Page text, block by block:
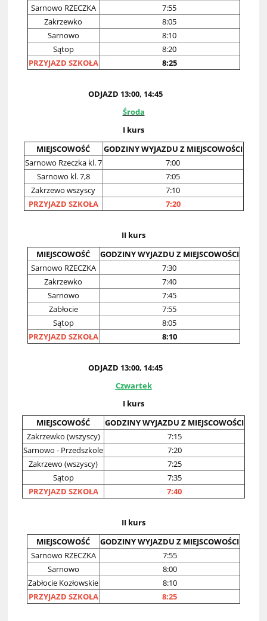
Sarnowo RZECZKA
7:55
Zakrzewko
8:05
Sarnowo
8:10
Sątop
8:20
PRZYJAZD SZKOŁA
8:25
ODJAZD 13:00, 14:45
Środa
I kurs
MIEJSCOWOŚĆ
GODZINY WYJAZDU Z MIEJSCOWOŚCI
Sarnowo Rzeczka kl. 7
7:00
Sarnowo kl. 7,8
7:05
Zakrzewo wszyscy
7:10
PRZYJAZD SZKOŁA
7:20
II kurs
MIEJSCOWOŚĆ
GODZINY WYJAZDU Z MIEJSCOWOŚCI
Sarnowo RZECZKA
7:30
Zakrzewko
7:40
Sarnowo
7:45
Zabłocie
7:55
Sątop
8:05
PRZYJAZD SZKOŁA
8:10
ODJAZD 13:00, 14:45
Czwartek
I kurs
MIEJSCOWOŚĆ
GODZINY WYJAZDU Z MIEJSCOWOŚCI
Zakrzewko (wszyscy)
7:15
Sarnowo - Przedszkole
7:20
Zakrzewo (wszyscy)
7:25
Sątop
7:35
PRZYJAZD SZKOŁA
7:40
II kurs
MIEJSCOWOŚĆ
GODZINY WYJAZDU Z MIEJSCOWOŚCI
Sarnowo RZECZKA
7:55
Sarnowo
8:00
Zabłocie Kozłowskie
8:10
PRZYJAZD SZKOŁA
8:25